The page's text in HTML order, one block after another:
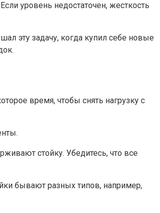
уровень недостаточен, жесткость
эту задачу, когда купил себе новые
время, чтобы снять нагрузку с
стойку. Убедитесь, что все
бывают разных типов, например,